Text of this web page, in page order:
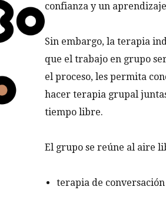
confianza y un
Sin embargo, la terapia
que el trabajo en grupo
el proceso, les permita
hacer terapia grupal
tiempo libre.
El grupo se reúne al aire
terapia de